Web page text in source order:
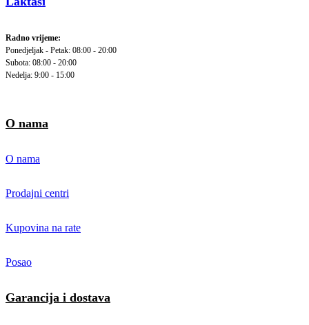
Radno vrijeme:
Ponedjeljak - Petak: 08:00 - 20:00
Subota: 08:00 - 20:00
Nedelja: 9:00 - 15:00
O nama
O nama
Prodajni centri
Kupovina na rate
Posao
Garancija i dostava